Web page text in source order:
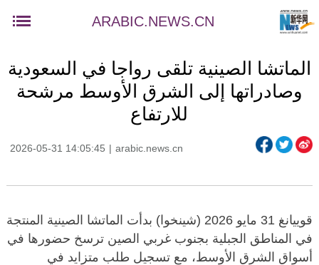
ARABIC.NEWS.CN
الماتشا الصينية تلقى رواجا في السعودية
وصادراتها إلى الشرق الأوسط مرشحة
للارتفاع
2026-05-31 14:05:45 | arabic.news.cn
قوييانغ 31 مايو 2026 (شينخوا) بدأت الماتشا الصينية المنتجة
في المناطق الجبلية بجنوب غربي الصين ترسخ حضورها في
أسواق الشرق الأوسط، مع تسجيل طلب متزايد في